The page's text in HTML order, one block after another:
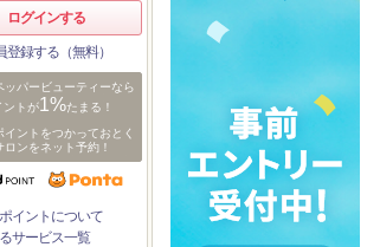
ログインする
登録する（無料）
ッパービューティーなら
ントが1%たまる！
イントをつかっておとく
ロンをネット予約！
イントについて
サービス一覧